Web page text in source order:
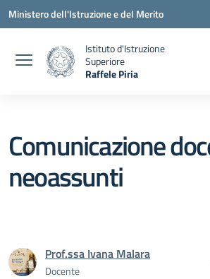
Vai ai contenuti
Vai al menu di navigazione
Vai al footer
Ministero dell'Istruzione e del Merito
Istituto d'Istruzione
Superiore
Raffele Piria
Comunicazione
neoassunti
Prof.ssa Ivana Malara
Docente